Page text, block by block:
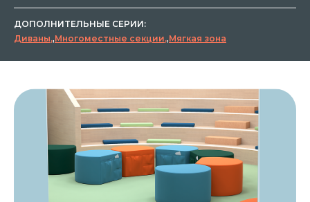
ДОПОЛНИТЕЛЬНЫЕ СЕРИИ:
Диваны ,Многоместные секции ,Мягкая зона